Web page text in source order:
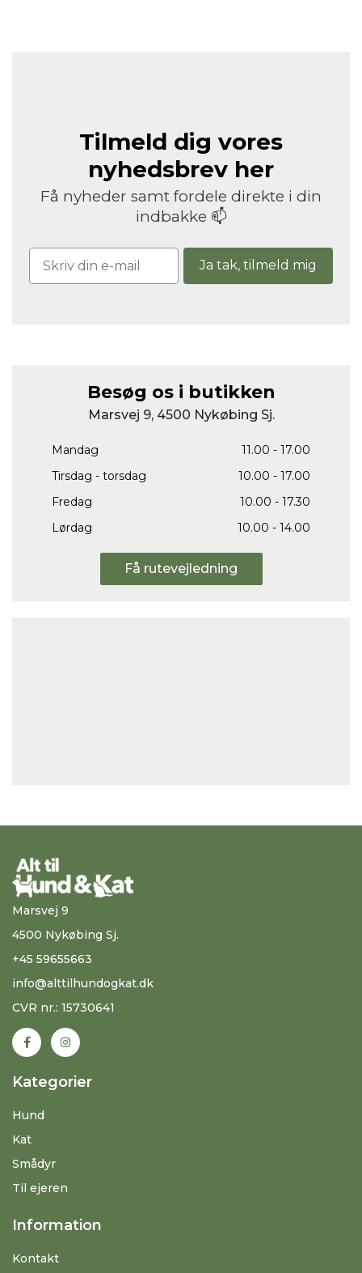
Tilmeld dig vores
nyhedsbrev her
Få nyheder samt fordele direkte i din
indbakke 📫
Ja tak, tilmeld mig
Besøg os i butikken
Marsvej 9, 4500 Nykøbing Sj.
Mandag
11.00 - 17.00
Tirsdag - torsdag
10.00 - 17.00
Fredag
10.00 - 17.30
Lørdag
10.00 - 14.00
Få rutevejledning
Marsvej 9
4500 Nykøbing Sj.
+45 59655663
info@alttilhundogkat.dk
CVR nr.: 15730641
Kategorier
Hund
Kat
Smådyr
Til ejeren
Information
Kontakt